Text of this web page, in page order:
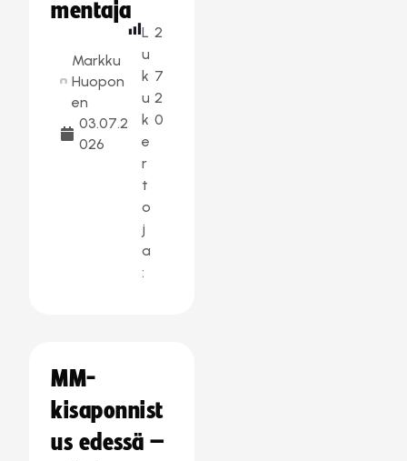
mentaja
Markku
Huopon
en
03.07.2
026
L
u
k
u
k
e
r
t
o
j
a
:
2
7
2
0
MM-
kisaponnist
us edessä –